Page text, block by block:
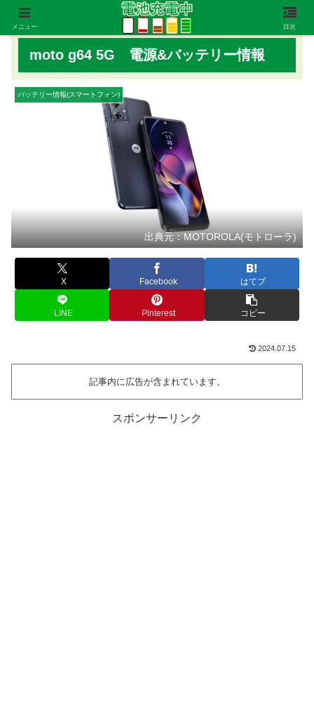
moto g64 5G 電源&バッテリー情報
バッテリー情報(スマートフォン)
出典元：MOTOROLA(モトローラ)
X Facebook はてブ
LINE Pinterest コピー
2024.07.15
記事内に広告が含まれています。
スポンサーリンク
メニュー 目次